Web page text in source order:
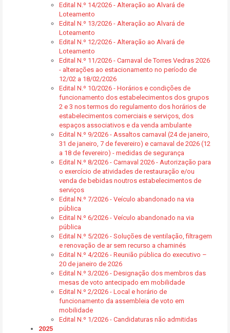
Edital N.º 14/2026 - Alteração ao Alvará de
Loteamento
Edital N.º 13/2026 - Alteração ao Alvará de
Loteamento
Edital N.º 12/2026 - Alteração ao Alvará de
Loteamento
Edital N.º 11/2026 - Carnaval de Torres Vedras 2026
- alterações ao estacionamento no período de
12/02 a 18/02/2026
Edital N.º 10/2026 - Horários e condições de
funcionamento dos estabelecimentos dos grupos
2 e 3 nos termos do regulamento dos horários de
estabelecimentos comerciais e serviços, dos
espaços associativos e da venda ambulante
Edital N.º 9/2026 - Assaltos carnaval (24 de janeiro,
31 de janeiro, 7 de fevereiro) e carnaval de 2026 (12
a 18 de fevereiro) - medidas de segurança
Edital N.º 8/2026 - Carnaval 2026 - Autorização para
o exercício de atividades de restauração e/ou
venda de bebidas noutros estabelecimentos de
serviços
Edital N.º 7/2026 - Veículo abandonado na via
pública
Edital N.º 6/2026 - Veículo abandonado na via
pública
Edital N.º 5/2026 - Soluções de ventilação, filtragem
e renovação de ar sem recurso a chaminés
Edital N.º 4/2026 - Reunião pública do executivo –
20 de janeiro de 2026
Edital N.º 3/2026 - Designação dos membros das
mesas de voto antecipado em mobilidade
Edital N.º 2/2026 - Local e horário de
funcionamento da assembleia de voto em
mobilidade
Edital N.º 1/2026 - Candidaturas não admitidas
2025